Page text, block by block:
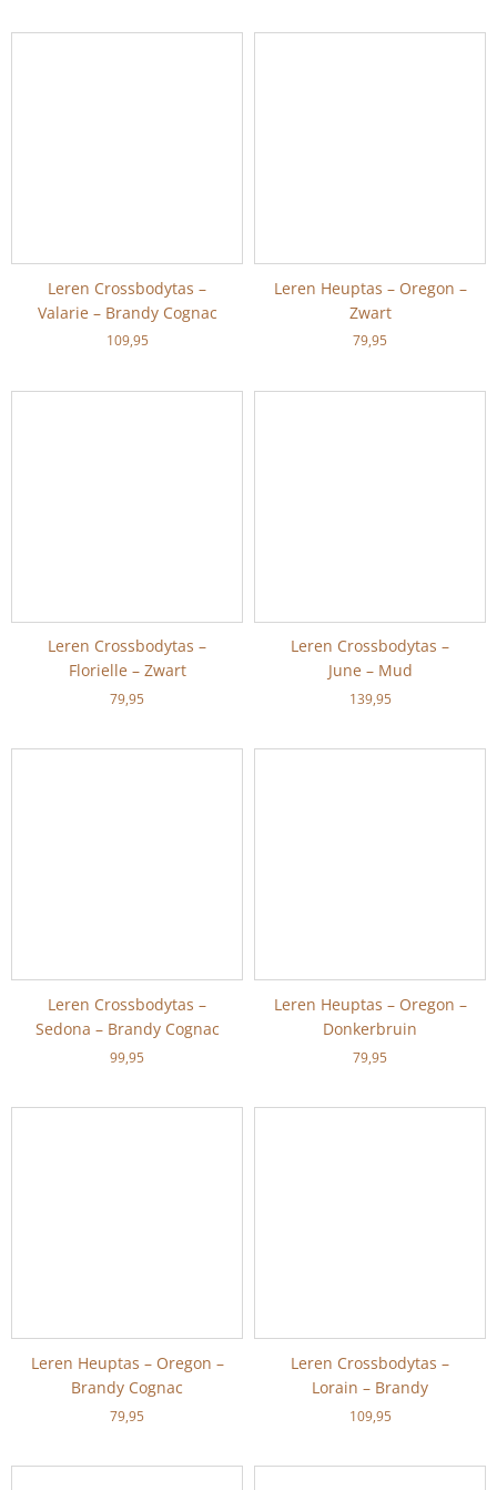
Leren Crossbodytas –
Valarie – Brandy Cognac
109,95
Leren Heuptas – Oregon –
Zwart
79,95
Leren Crossbodytas –
Florielle – Zwart
79,95
Leren Crossbodytas –
June – Mud
139,95
Leren Crossbodytas –
Sedona – Brandy Cognac
99,95
Leren Heuptas – Oregon –
Donkerbruin
79,95
Leren Heuptas – Oregon –
Brandy Cognac
79,95
Leren Crossbodytas –
Lorain – Brandy
109,95